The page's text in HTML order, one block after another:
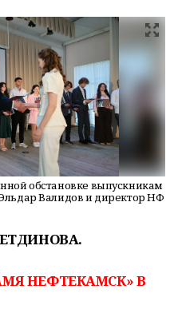
обстановке выпускникам
Валидов и директор НФ
НЕФТЕКАМСК» В